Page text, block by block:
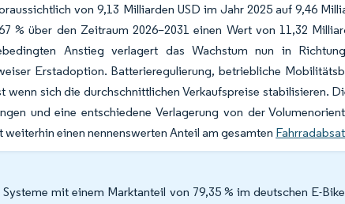
von 9,13 Milliarden USD im Jahr 2025 auf 9,46
% über den Zeitraum 2026–2031 einen Wert von 11,32
Anstieg verlagert das Wachstum nun in
Erstadoption. Batterieregulierung, betriebliche
wenn sich die durchschnittlichen Verkaufspreise stabilisieren.
und eine entschiedene Verlagerung von der
einen nennenswerten Anteil am gesamten
mit einem Marktanteil von 79,35 % im deutschen E-